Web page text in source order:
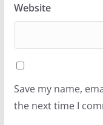
Website
Save my name,
the next time I